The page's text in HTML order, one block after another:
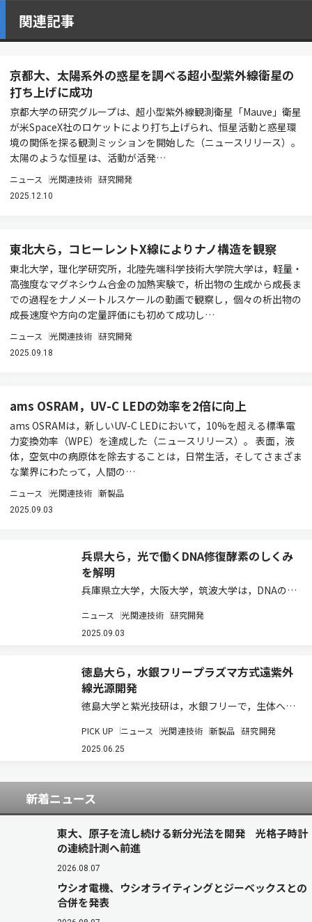
関連記事
京都大、太陽系外の惑星を調べる超小型紫外線衛星の
打ち上げに成功
京都大学の研究グループは、超小型紫外線観測衛星「Mauve」衛星
が米SpaceX社のロケットにより打ち上げられ、恒星活動と惑星環
境の関係を探る観測ミッションを開始した（ニュースリリース）。
太陽のような恒星は、活動が活発…
ニュース 光関連技術 研究開発
2025.12.10
東北大ら，コヒーレントX線によりナノ構造を観察
東北大学，理化学研究所，北陸先端科学技術大学院大学は，軽量・
高強度なマグネシウム合金の加熱実験で，析出物の生成から成長ま
での過程をナノメートルスケールの動画で観察し，個々の析出物の
成長速度や方向の定量評価にも初めて成功し…
ニュース 光関連技術 研究開発
2025.09.18
ams OSRAM，UV-C LEDの効率を2倍に向上
ams OSRAMは，新しいUV-C LEDにおいて，10%を超える標準電
力変換効率（WPE）を達成した（ニュースリリース）。 表面，液
体，空気中の病原体を除去することは，日常生活，そしてさまざま
な業界にわたって，人間の…
ニュース 光関連技術 新製品
2025.09.03
兵県大ら，光で働くDNA修復酵素のしくみ
を解明
兵庫県立大学，大阪大学，筑波大学は，DNAの損
し，独自開発の分光計測技術を用いて，修復反応
の途中で一時的に現れるオキセタン中間体を世界
と…
ニュース 光関連技術 研究開発
2025.09.03
徳島大ら，水銀フリープラズマ方式遠紫外
線光源開発
徳島大学と紫光技研は，水銀フリーで，生体への
線（far-UVC）光源を開発し，その殺菌及びウイ
ルス不活化効果を実証した（ニュースリリー
PICK UP ニュース 光関連技術 新製品 研究開発
2025.06.25
新着ニュース
東大、原子を流し続ける新分光法を開発 光格子時計
の連続計測へ前進
2026.08.07
ウシオ電機、ウシオライティングとジーベックスとの
合併を発表